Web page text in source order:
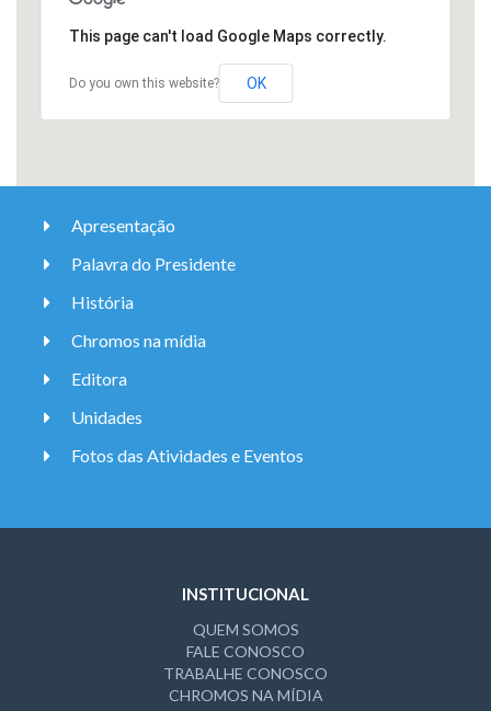
This page can't load Google Maps correctly.
Do you own this website? OK
Apresentação
Palavra do Presidente
História
Chromos na mídia
Editora
Unidades
Fotos das Atividades e Eventos
INSTITUCIONAL
QUEM SOMOS
FALE CONOSCO
TRABALHE CONOSCO
CHROMOS NA MÍDIA